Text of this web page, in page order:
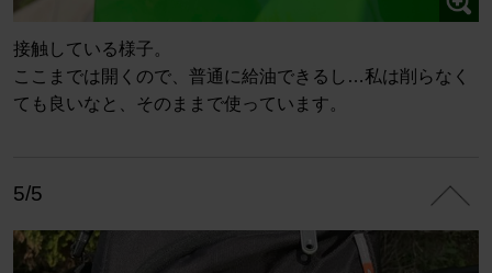
接触している様子。
ここまでは開くので、普通に給油できるし…私は削らなく
ても良いなと、そのままで使っています。
5/5